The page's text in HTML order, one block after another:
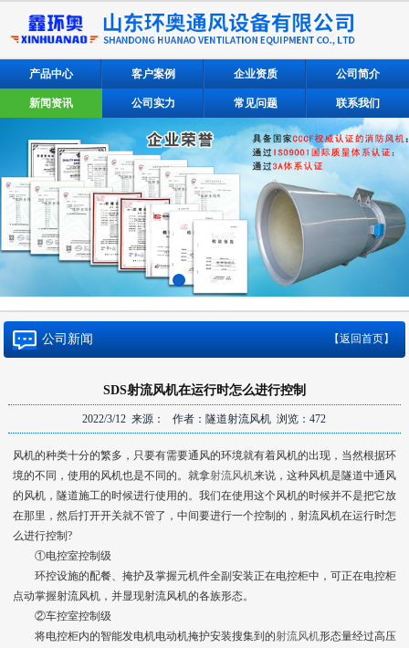
产品中心 客户案例 企业资质 公司简介
新闻资讯 公司实力 常见问题 联系我们
公司新闻 【返回首页】
SDS射流风机在运行时怎么进行控制
2022/3/12 来源： 作者：隧道射流风机 浏览：472
风机的种类十分的繁多，只要有需要通风的环境就有着风机的出现，当然根据环
境的不同，使用的风机也是不同的。就拿射流风机来说，这种风机是隧道中通风
的风机，隧道施工的时候进行使用的。我们在使用这个风机的时候并不是把它放
在那里，然后打开开关就不管了，中间要进行一个控制的，射流风机在运行时怎
么进行控制?
①电控室控制级
环控设施的配餐、掩护及掌握元机件全副安装正在电控柜中，可正在电控柜
点动掌握射流风机，并显现射流风机的各族形态。
②车控室控制级
将电控柜内的智能发电机电动机掩护安装搜集到的射流风机形态量经过高压